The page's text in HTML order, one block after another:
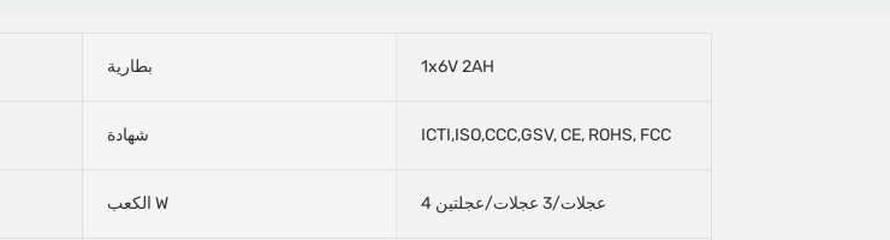
بطارية 1x6V 2AH
شهادة ICTI,ISO,CCC,GSV, CE, ROHS, FCC
الكعب W 4 عجلات/3 عجلات/عجلتين